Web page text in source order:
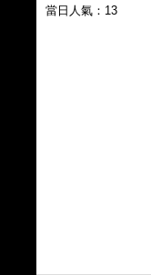
當日人氣： 13